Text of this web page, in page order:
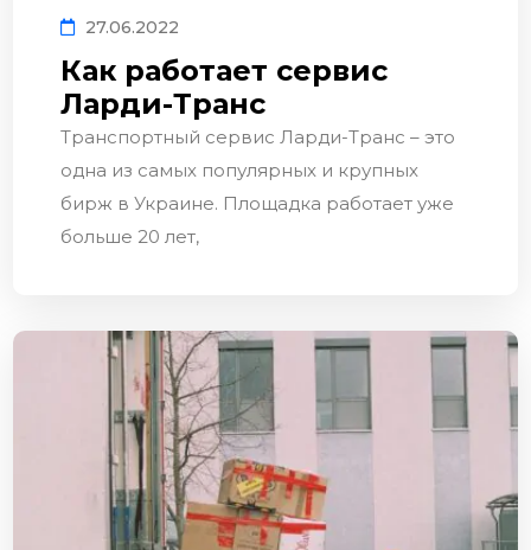
27.06.2022
Как работает сервис
Ларди-Транс
Транспортный сервис Ларди-Транс – это
одна из самых популярных и крупных
бирж в Украине. Площадка работает уже
больше 20 лет,